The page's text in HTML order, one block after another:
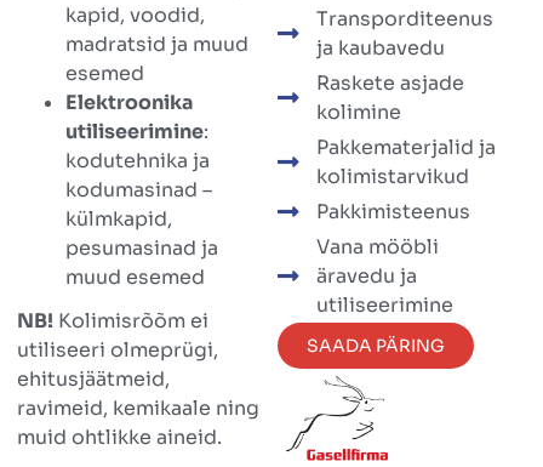
kapid, voodid,
madratsid ja muud
esemed
Elektroonika
utiliseerimine:
kodutehnika ja
kodumasinad –
külmkapid,
pesumasinad ja
muud esemed
NB! Kolimisrõõm ei
utiliseeri olmeprügi,
ehitusjäätmeid,
ravimeid, kemikaale ning
muid ohtlikke aineid.
Transporditeenus
ja kaubavedu
Raskete asjade
kolimine
Pakkematerjalid ja
kolimistarvikud
Pakkimisteenus
Vana mööbli
äravedu ja
utiliseerimine
SAADA PÄRING